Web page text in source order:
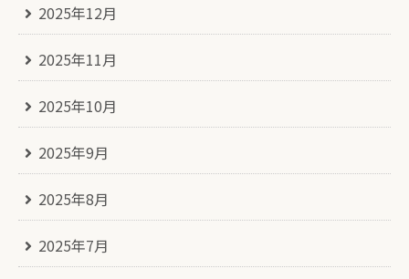
2025年12月
2025年11月
2025年10月
2025年9月
2025年8月
2025年7月